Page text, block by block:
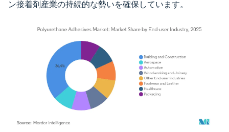
ン接着剤産業の持続的な勢いを確保しています。